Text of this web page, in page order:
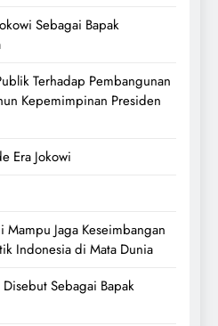
Sebagai Bapak
Terhadap Pembangunan
Kepemimpinan Presiden
Era Jokowi
Mampu Jaga Keseimbangan
Indonesia di Mata Dunia
Sebagai Bapak